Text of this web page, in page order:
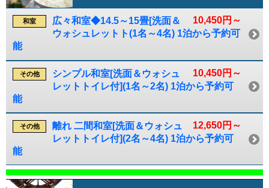
10,450円～
和室
広々和室◆14.5～15畳[洗面＆
ウォシュレットト(1名～4名) 1泊から予約可
能
10,450円～
その他
シンプル和室[洗面＆ウォシュ
レットトイレ付](1名～2名) 1泊から予約可
能
12,650円～
その他
離れ 二間和室[洗面＆ウォシュ
レットトイレ付](2名～4名) 1泊から予約可
能